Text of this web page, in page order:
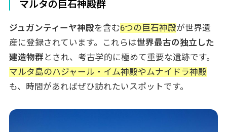
マルタの巨石神殿群
ジュガンティーヤ神殿を含む6つの巨石神殿が世界遺
産に登録されています。これらは世界最古の独立した
建造物群 とされ、考古学的に極めて重要な遺跡です。
マルタ島のハジャール・イム神殿やムナイドラ神殿
も、時間があればぜひ訪れたいスポットです。